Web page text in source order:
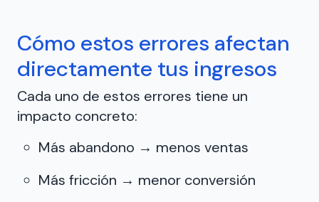
Cómo estos errores afectan
directamente tus ingresos
Cada uno de estos errores tiene un
impacto concreto:
Más abandono → menos ventas
Más fricción → menor conversión